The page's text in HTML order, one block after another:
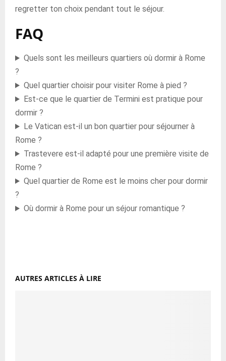
regretter ton choix pendant tout le séjour.
FAQ
Quels sont les meilleurs quartiers où dormir à Rome
?
Quel quartier choisir pour visiter Rome à pied ?
Est-ce que le quartier de Termini est pratique pour
dormir ?
Le Vatican est-il un bon quartier pour séjourner à
Rome ?
Trastevere est-il adapté pour une première visite de
Rome ?
Quel quartier de Rome est le moins cher pour dormir
?
Où dormir à Rome pour un séjour romantique ?
AUTRES ARTICLES À LIRE